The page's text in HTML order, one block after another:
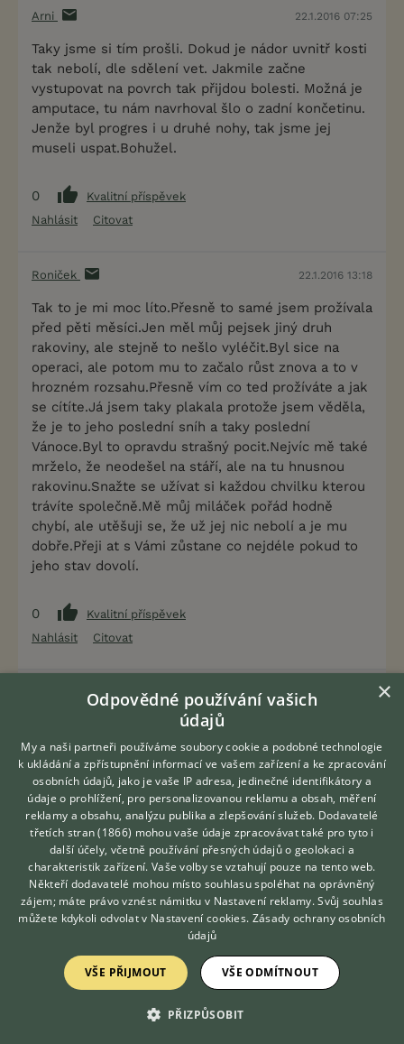
Arni 22.1.2016 07:25
Taky jsme si tím prošli. Dokud je nádor uvnitř kosti
tak nebolí, dle sdělení vet. Jakmile začne
vystupovat na povrch tak přijdou bolesti. Možná je
amputace, tu nám navrhoval šlo o zadní končetinu.
Jenže byl progres i u druhé nohy, tak jsme jej
museli uspat.Bohužel.
0
Kvalitní příspěvek
Nahlásit
Citovat
Roniček 22.1.2016 13:18
Tak to je mi moc líto.Přesně to samé jsem prožívala
před pěti měsíci.Jen měl můj pejsek jiný druh
rakoviny, ale stejně to nešlo vyléčit.Byl sice na
operaci, ale potom mu to začalo růst znova a to v
hrozném rozsahu.Přesně vím co ted prožíváte a jak
se cítíte.Já jsem taky plakala protože jsem věděla,
že je to jeho poslední sníh a taky poslední
Vánoce.Byl to opravdu strašný pocit.Nejvíc mě také
mrželo, že neodešel na stáří, ale na tu hnusnou
rakovinu.Snažte se užívat si každou chvilku kterou
trávíte společně.Mě můj miláček pořád hodně
chybí, ale utěšuji se, že už jej nic nebolí a je mu
dobře.Přeji at s Vámi zůstane co nejdéle pokud to
jeho stav dovolí.
0
Kvalitní příspěvek
Nahlásit
Citovat
23.1.2016 19:17
Snažíme se...co můžu, tak ještě fotím, abychom
měli vzpomínky...:) paradoxně když nám řekli, že
má artrozu a do roka či dvou nám přestane chodit,
tak jsme byli připraveni na výměnu kloubu a
odkládali jsme peníze...ted odkládáme peníze na
pohřeb, protože nemám to srdce ho poslat z
veteriny do kafilerie. :( někteří tvrdí, že jsem
blázen, že chci platit pohřeb pro psa ve zhruba
stejně sumě jako pro člověka, ale já mezi tím
nedělám rozdíly. pro mě je pes jako dítě a to byste
taky neodhodili někam na skládku, kde bude čekat
na spálení :( takže čekáme, pozorujeme, v noci
občas poslouchám, jestli nekňourá a zda léky
pomáhají, ale vzhledem k tomu jak moc mu to
během měsíce narostlo tak nám dávám ještě tak
měsíc nebo dva, víc ne...pochybuji, že se dožije
Hledáte zvířecího kamaráda?
Zdarma vám poradí
VETERINÁŘ ONLINE
KONZULTOVAT S
VETERINÁŘEM
×
Odpovědné používání vašich
údajů
My a naši partneři používáme soubory cookie a podobné technologie
k ukládání a zpřístupnění informací ve vašem zařízení a ke zpracování
osobních údajů, jako je vaše IP adresa, jedinečné identifikátory a
údaje o prohlížení, pro personalizovanou reklamu a obsah, měření
reklamy a obsahu, analýzu publika a zlepšování služeb. Dodavatelé
třetích stran (1866) mohou vaše údaje zpracovávat také pro tyto i
další účely, včetně používání přesných údajů o geolokaci a
charakteristik zařízení. Vaše volby se vztahují pouze na tento web.
Někteří dodavatelé mohou místo souhlasu spoléhat na oprávněný
zájem; máte právo vznést námitku v Nastavení reklamy. Svůj souhlas
můžete kdykoli odvolat v Nastavení cookies. Zásady ochrany osobních
údajů
VŠE PŘIJMOUT VŠE ODMÍTNOUT
PŘIZPŮSOBIT